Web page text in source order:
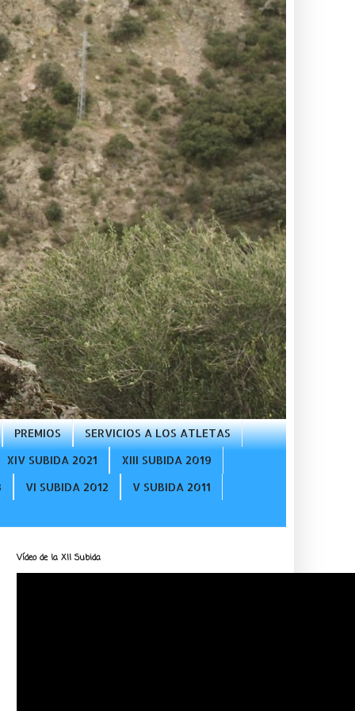
PREMIOS
SERVICIOS A LOS ATLETAS
XIV SUBIDA 2021
XIII SUBIDA 2019
VI SUBIDA 2012
V SUBIDA 2011
Vídeo de la XII Subida